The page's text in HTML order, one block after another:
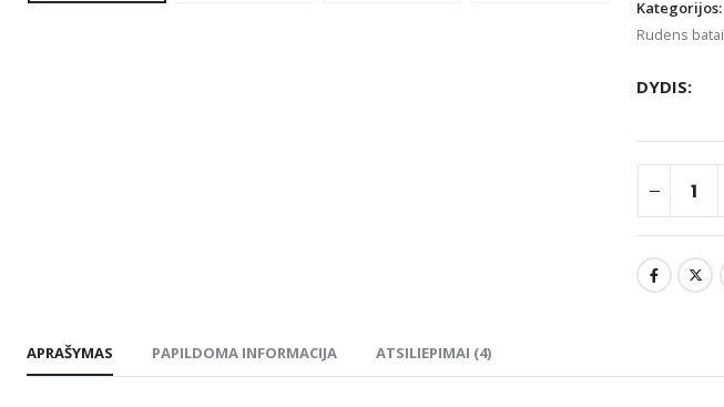
Kategorijos:
Rudens batai
DYDIS
APRAŠYMAS PAPILDOMA INFORMACIJA ATSILIEPIMAI (4)